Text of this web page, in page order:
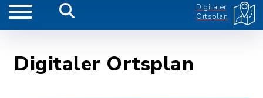
Digitaler
Ortsplan
Digitaler Ortsplan